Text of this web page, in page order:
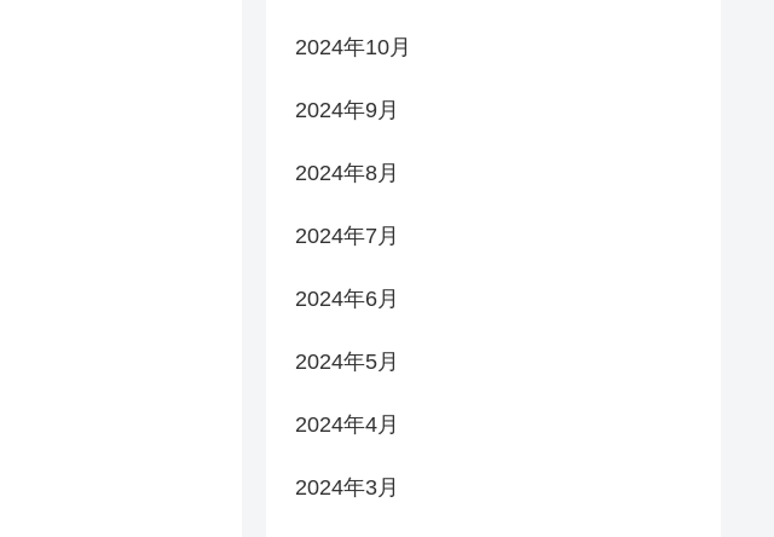
2024年10月
2024年9月
2024年8月
2024年7月
2024年6月
2024年5月
2024年4月
2024年3月